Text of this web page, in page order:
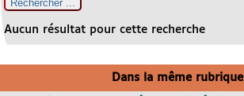
Aucun résultat pour cette recherche
Dans la même rubrique